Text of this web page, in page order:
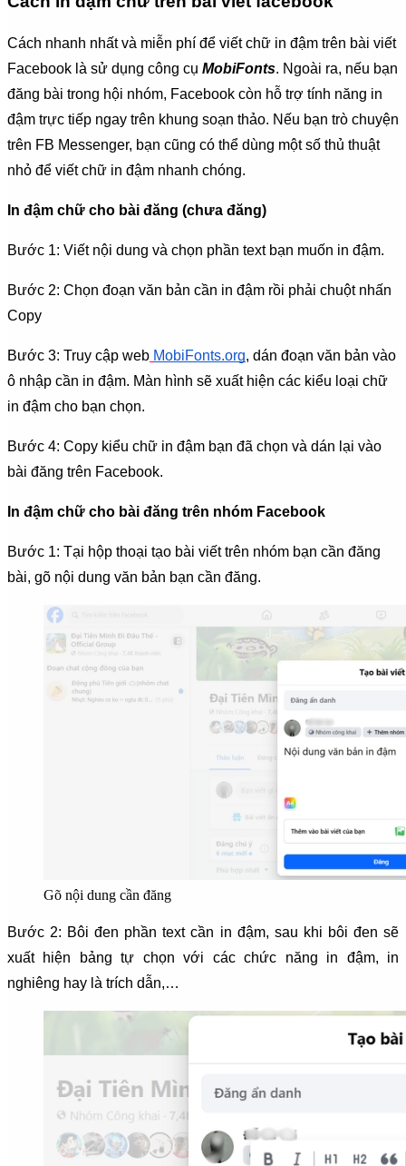
Cách nhanh nhất và miễn phí để viết chữ in đậm trên bài viết
Facebook là sử dụng công cụ MobiFonts. Ngoài ra, nếu bạn
đăng bài trong hội nhóm, Facebook còn hỗ trợ tính năng in
đậm trực tiếp ngay trên khung soạn thảo. Nếu bạn trò chuyện
trên FB Messenger, bạn cũng có thể dùng một số thủ thuật
nhỏ để viết chữ in đậm nhanh chóng.
In đậm chữ cho bài đăng (chưa đăng)
Bước 1: Viết nội dung và chọn phần text bạn muốn in đậm.
Bước 2: Chọn đoạn văn bản cần in đậm rồi phải chuột nhấn
Copy
Bước 3: Truy cập web MobiFonts.org, dán đoạn văn bản vào
ô nhập cần in đậm. Màn hình sẽ xuất hiện các kiểu loại chữ
in đậm cho bạn chọn.
Bước 4: Copy kiểu chữ in đậm bạn đã chọn và dán lại vào
bài đăng trên Facebook.
In đậm chữ cho bài đăng trên nhóm Facebook
Bước 1: Tại hộp thoại tạo bài viết trên nhóm bạn cần đăng
bài, gõ nội dung văn bản bạn cần đăng.
Gõ nội dung cần đăng
Bước 2: Bôi đen phần text cần in đậm, sau khi bôi đen sẽ
xuất hiện bảng tự chọn với các chức năng in đậm, in
nghiêng hay là trích dẫn,…